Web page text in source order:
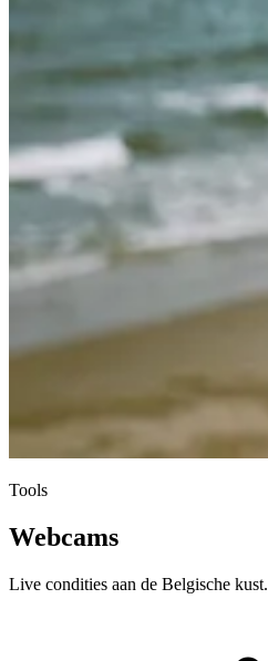
Tools
Webcams
Live condities aan de Belgische kust.